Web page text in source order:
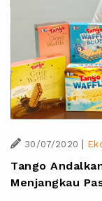
30/07/2020
Tango
Menjangkau